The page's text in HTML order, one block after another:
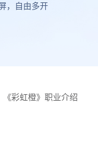
，自由多开
《彩虹橙》职业介绍